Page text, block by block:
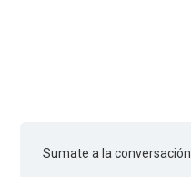
Sumate a la conversación.